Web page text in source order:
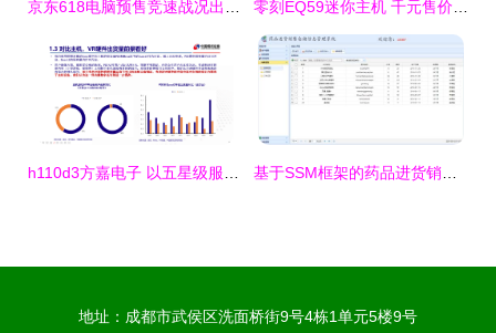
地址：成都市武侯区洗面桥街9号4栋1单元5楼9号